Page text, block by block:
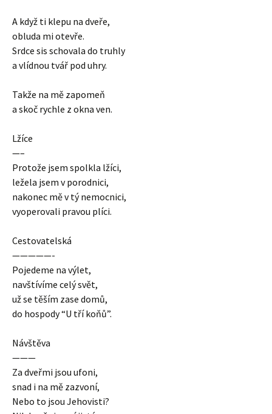
A když ti klepu na dveře,
obluda mi otevře.
Srdce sis schovala do truhly
a vlídnou tvář pod uhry.
Takže na mě zapomeň
a skoč rychle z okna ven.
Lžíce
—–
Protože jsem spolkla lžíci,
ležela jsem v porodnici,
nakonec mě v tý nemocnici,
vyoperovali pravou plíci.
Cestovatelská
—————-
Pojedeme na výlet,
navštívíme celý svět,
už se těším zase domů,
do hospody “U tří koňů”.
Návštěva
———
Za dveřmi jsou ufoni,
snad i na mě zazvoní,
Nebo to jsou Jehovisti?